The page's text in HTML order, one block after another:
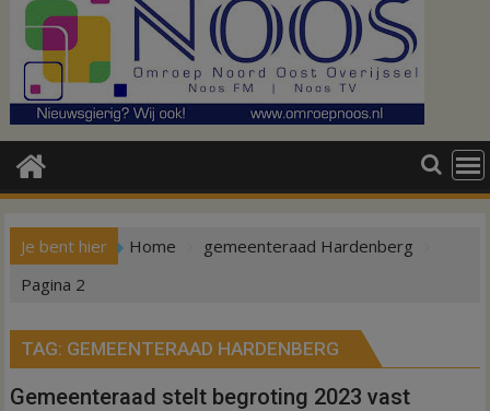
Je bent hier Home
gemeenteraad Hardenberg
Pagina 2
TAG: GEMEENTERAAD HARDENBERG
Gemeenteraad stelt begroting 2023 vast